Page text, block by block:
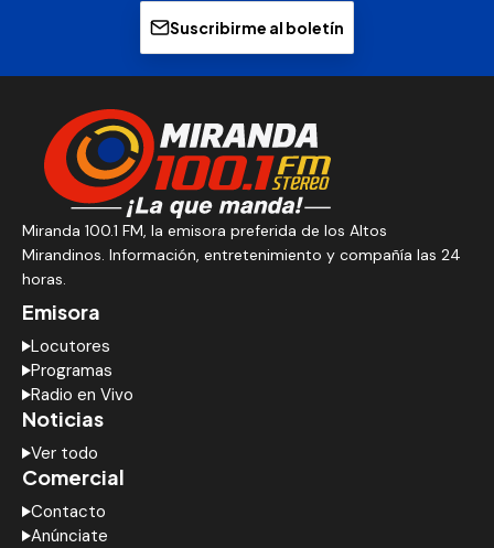
Suscribirme al boletín
Miranda 100.1 FM, la emisora preferida de los Altos
Mirandinos. Información, entretenimiento y compañía las 24
horas.
Emisora
Locutores
Programas
Radio en Vivo
Noticias
Ver todo
Comercial
Contacto
Anúnciate